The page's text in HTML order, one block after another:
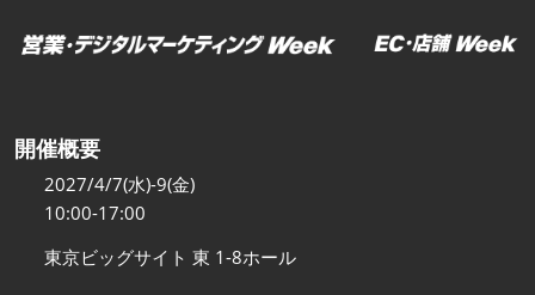
開催概要
2027/4/7(水)-9(金)
10:00-17:00
東京ビッグサイト 東 1-8ホール